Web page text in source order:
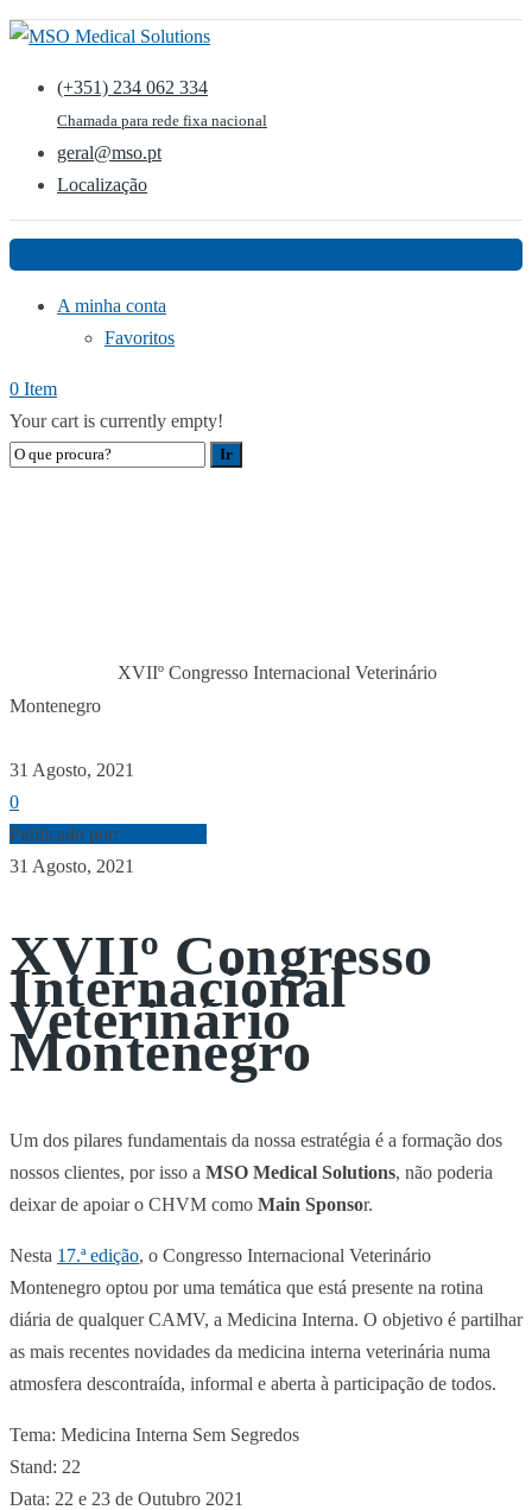
(+351) 234 062 334
Chamada para rede fixa nacional
geral@mso.pt
Localização
A minha conta
Favoritos
0 Item
Your cart is currently empty!
XVIIº Congresso Internacional Veterinário
Montenegro
31 Agosto, 2021
0
Publicado por:
31 Agosto, 2021
XVIIº Congresso
Internacional
Veterinário
Montenegro
Um dos pilares fundamentais da nossa estratégia é a formação dos
nossos clientes, por isso a MSO Medical Solutions, não poderia
deixar de apoiar o CHVM como Main Sponsor.
Nesta 17.ª edição, o Congresso Internacional Veterinário
Montenegro optou por uma temática que está presente na rotina
diária de qualquer CAMV, a Medicina Interna. O objetivo é partilhar
as mais recentes novidades da medicina interna veterinária numa
atmosfera descontraída, informal e aberta à participação de todos.
Tema: Medicina Interna Sem Segredos
Stand: 22
Data: 22 e 23 de Outubro 2021